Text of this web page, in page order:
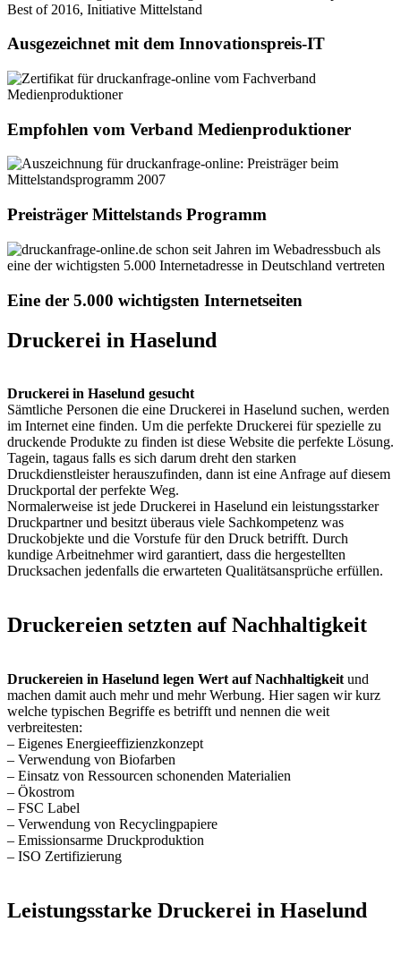
Ausgezeichnet mit dem Innovationspreis-IT
Empfohlen vom Verband Medienproduktioner
Preisträger Mittelstands Programm
Eine der 5.000 wichtigsten Internetseiten
Druckerei in Haselund
Druckerei in Haselund gesucht
Sämtliche Personen die eine Druckerei in Haselund suchen, werden
im Internet eine finden. Um die perfekte Druckerei für spezielle zu
druckende Produkte zu finden ist diese Website die perfekte Lösung.
Tagein, tagaus falls es sich darum dreht den starken
Druckdienstleister herauszufinden, dann ist eine Anfrage auf diesem
Druckportal der perfekte Weg.
Normalerweise ist jede Druckerei in Haselund ein leistungsstarker
Druckpartner und besitzt überaus viele Sachkompetenz was
Druckobjekte und die Vorstufe für den Druck betrifft. Durch
kundige Arbeitnehmer wird garantiert, dass die hergestellten
Drucksachen jedenfalls die erwarteten Qualitätsansprüche erfüllen.
Druckereien setzten auf Nachhaltigkeit
Druckereien in Haselund legen Wert auf Nachhaltigkeit und
machen damit auch mehr und mehr Werbung. Hier sagen wir kurz
welche typischen Begriffe es betrifft und nennen die weit
verbreitesten:
– Eigenes Energieeffizienzkonzept
– Verwendung von Biofarben
– Einsatz von Ressourcen schonenden Materialien
– Ökostrom
– FSC Label
– Verwendung von Recyclingpapiere
– Emissionsarme Druckproduktion
– ISO Zertifizierung
Leistungsstarke Druckerei in Haselund